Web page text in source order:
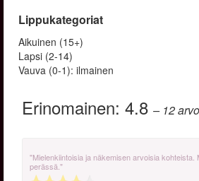
Lippukategoriat
Aikuinen (15+)
Lapsi (2-14)
Vauva (0-1): ilmainen
Erinomainen: 4.8 – 12
"Mielenkiintoisia ja näkemisen arvoisia
perässä."